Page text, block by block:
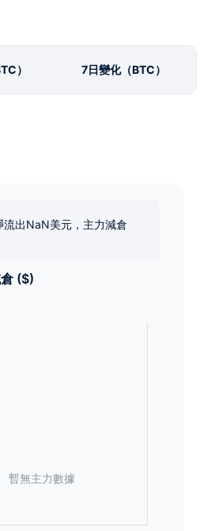
） 7日變化（BTC）
流出NaN美元，主力減倉
($)
暫無主力數據